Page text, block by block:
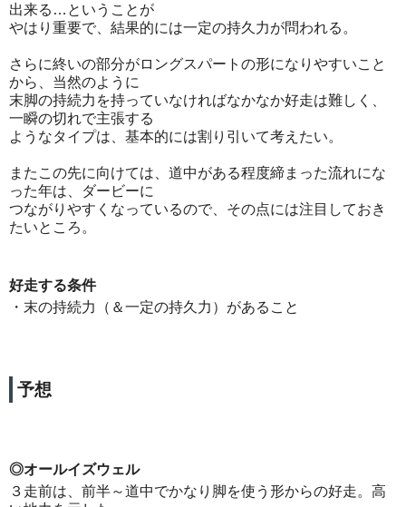
出来る…ということが
やはり重要で、結果的には一定の持久力が問われる。
さらに終いの部分がロングスパートの形になりやすいこと
から、当然のように
末脚の持続力を持っていなければなかなか好走は難しく、
一瞬の切れで主張する
ようなタイプは、基本的には割り引いて考えたい。
またこの先に向けては、道中がある程度締まった流れにな
った年は、ダービーに
つながりやすくなっているので、その点には注目しておき
たいところ。
好走する条件
・末の持続力（＆一定の持久力）があること
予想
◎オールイズウェル
３走前は、前半～道中でかなり脚を使う形からの好走。高